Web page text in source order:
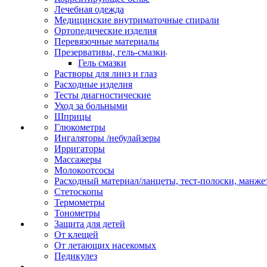
Лечебная одежда
Медицинские внутриматочные спирали
Ортопедические изделия
Перевязочные материалы
Презервативы, гель-смазки
Гель смазки
Растворы для линз и глаз
Расходные изделия
Тесты диагностические
Уход за больными
Шприцы
Глюкометры
Ингаляторы /небулайзеры
Ирригаторы
Массажеры
Молокоотсосы
Расходный материал/ланцеты, тест-полоски,
Стетоскопы
Термометры
Тонометры
Защита для детей
От клещей
От летающих насекомых
Педикулез